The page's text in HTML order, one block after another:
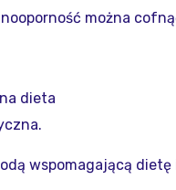
można
dieta
wspomagającą dietę